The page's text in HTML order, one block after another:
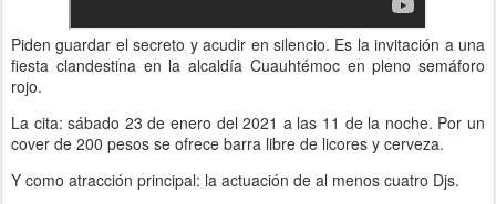
Piden guardar el secreto y acudir en silencio. Es la invitación a una
fiesta clandestina en la alcaldía Cuauhtémoc en pleno semáforo
rojo.
La cita: sábado 23 de enero del 2021 a las 11 de la noche. Por un
cover de 200 pesos se ofrece barra libre de licores y cerveza.
Y como atracción principal: la actuación de al menos cuatro Djs.